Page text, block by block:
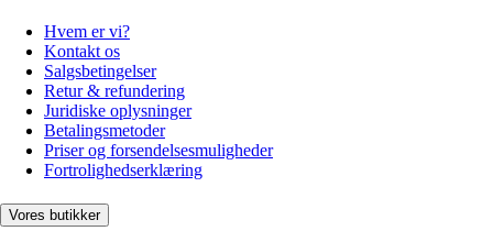
Hvem er vi?
Kontakt os
Salgsbetingelser
Retur & refundering
Juridiske oplysninger
Betalingsmetoder
Priser og forsendelsesmuligheder
Fortrolighedserklæring
Vores butikker